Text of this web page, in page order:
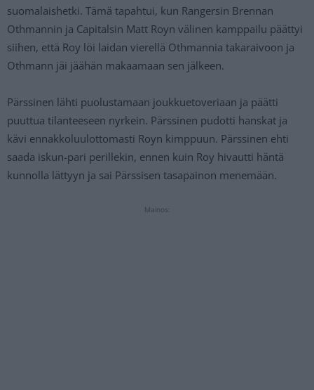
suomalaishetki. Tämä tapahtui, kun Rangersin Brennan
Othmannin ja Capitalsin Matt Royn välinen kamppailu päättyi
siihen, että Roy löi laidan vierellä Othmannia takaraivoon ja
Othmann jäi jäähän makaamaan sen jälkeen.
Pärssinen lähti puolustamaan joukkuetoveriaan ja päätti
puuttua tilanteeseen nyrkein. Pärssinen pudotti hanskat ja
kävi ennakkoluulottomasti Royn kimppuun. Pärssinen ehti
saada iskun-pari perillekin, ennen kuin Roy hivautti häntä
kunnolla lättyyn ja sai Pärssisen tasapainon menemään.
Mainos: